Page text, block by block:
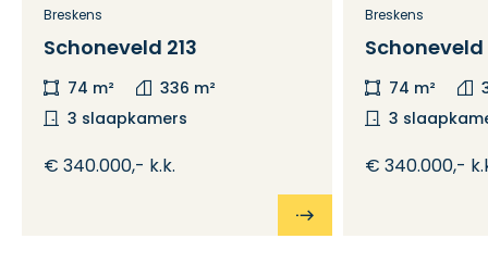
Breskens
Schoneveld 213
74 m²
336 m²
3 slaapkamers
€ 340.000,- k.k.
Breskens
Schoneveld
74 m²
3
€ 340.000,-